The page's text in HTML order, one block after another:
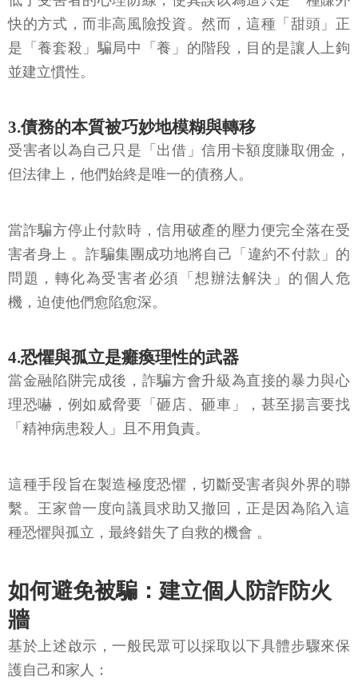
快的方式，而非高風險投資。然而，這種「甜頭」正
是「養套殺」騙局中「養」的階段，目的是讓人上鉤
並建立慣性。
3.債務的本質被巧妙地模糊與轉移
受害者以為自己只是「出借」信用卡額度賺取佣金，
但法律上，他們始終是唯一的債務人。
當詐騙方停止付款時，信用破產的壓力便完全落在受
害者身上 。詐騙集團成功地將自己「違約不付款」的
問題，轉化為受害者必須「想辦法解決」的個人危
機，迫使他們愈陷愈深。
4.恐懼與孤立是癱瘓理性的武器
當金融陷阱完成後，詐騙方會升級為直接的暴力與心
理恐嚇，例如威脅要「砸店、砸車」，甚至揚言要找
「精神病患殺人」且不用負責。
這種手段旨在製造極度恐懼，切斷受害者與外界的聯
繫。王家曾一度向議員求助又撤回，正是因為陷入這
種恐懼與孤立，最終錯失了自救的機會 。
如何避免被騙：建立個人防詐防火
牆
基於上述啟示，一般民眾可以採取以下具體步驟來保
護自己和家人：